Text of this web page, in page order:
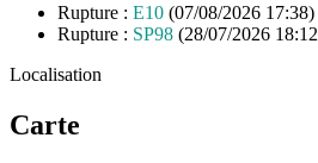
Rupture : E10 (07/08/2026 17:38)
Rupture : SP98 (28/07/2026
Localisation
Carte